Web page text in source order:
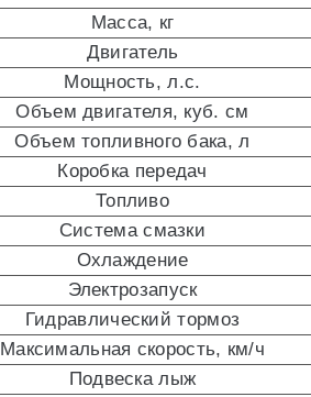
Масса, кг
Двигатель
Мощность, л.с.
Объем двигателя, куб. см
Объем топливного бака, л
Коробка передач
Топливо
Система смазки
Охлаждение
Электрозапуск
Гидравлический тормоз
Максимальная скорость, км/ч
Подвеска лыж